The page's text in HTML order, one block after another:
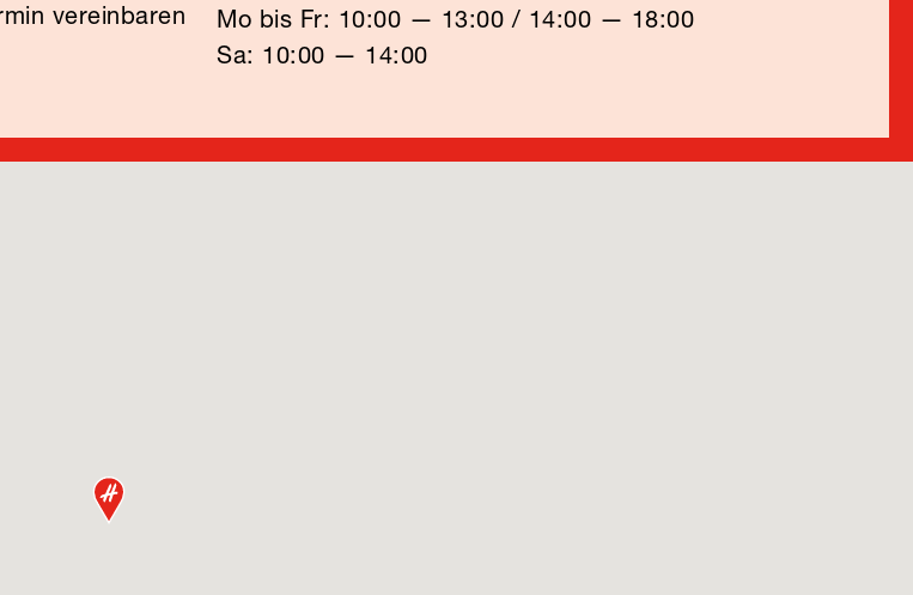
vereinbaren
Mo bis Fr: 10:00 — 13:00 / 14:00 — 18:00
Sa: 10:00 — 14:00